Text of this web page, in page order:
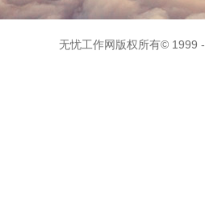
无忧工作网版权所有© 1999 -